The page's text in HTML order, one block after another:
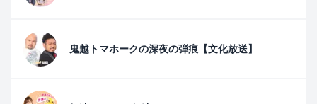
鬼越トマホークの深夜の弾痕【文化放送】